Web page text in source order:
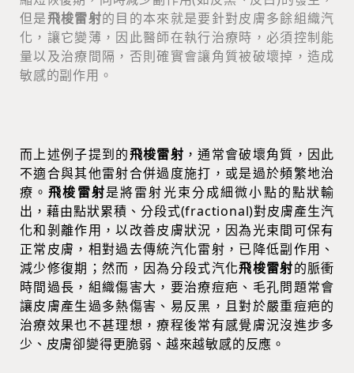
但是飛梭雷射的目的本來就是要針對皮膚多餘組織汽
化，讓它變薄，因此醫師在執行治療時，必須控制能
量以及治療間隔，否則確實會讓角質被破壞掉，造成
敏感的副作用。
而上述例子提到的飛梭雷射 ，通常會破壞角質，因此
不適合與其他雷射合併過度施打，或是過於頻繁地治
療。飛梭雷射是將雷射光束分成細微小點的點狀輸
出，藉由點狀累積、分段式(fractional)對皮膚產生汽
化和剝離作用，以改善皮膚狀況，因為光束間可保有
正常皮膚，相對過去傳統汽化雷射，已降低副作用、
減少修復期；然而，因為分段式汽化飛梭雷射的脈衝
時間過長，組織傷害大，要治療痘疤、毛孔問題常會
讓皮膚產生過多熱傷害、易反黑，且對於嚴重痘疤的
治療效果也不甚理想，療程後常有感覺膚況沒進步多
少、皮膚卻變得更脆弱、越來越敏感的反應。